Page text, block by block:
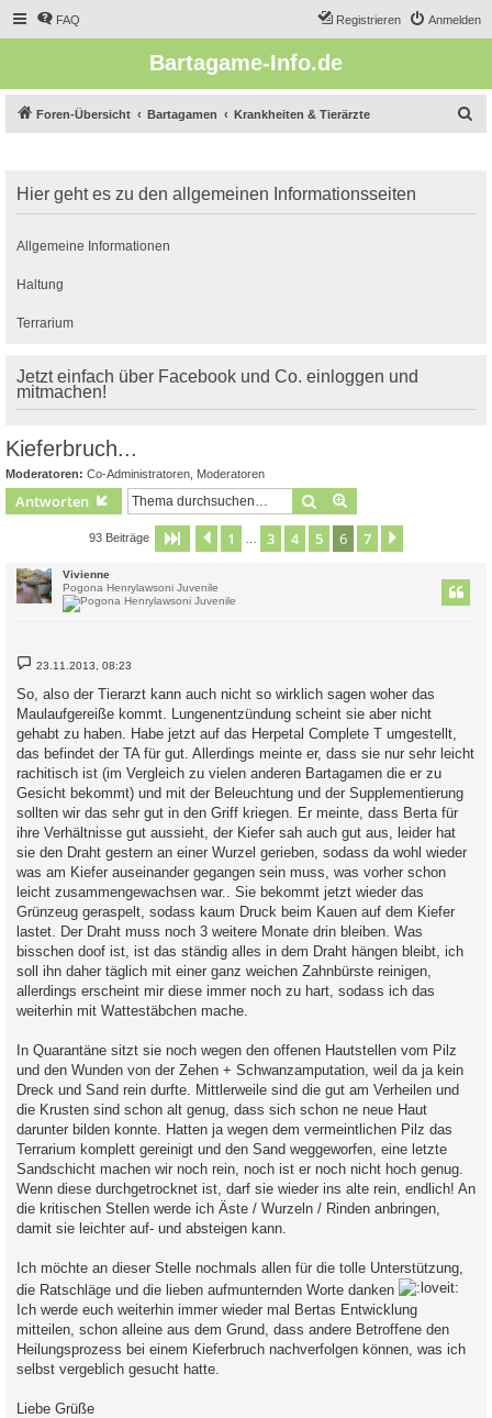
FAQ Anmelden
Registrieren
Bartagame-Info.de
Foren-Übersicht Bartagamen Krankheiten & Tierärzte
e
Hier geht es zu den allgemeinen Informationsseiten
Allgemeine Informationen
Haltung
Terrarium
Jetzt einfach über Facebook und Co. einloggen und
mitmachen!
Kieferbruch...
Moderatoren: Co-Administratoren Moderatoren
Antworten Suche
93 Beiträge Seite von 7
Vorherige
1 3 4 5 6 7
Vivienne
Pogona Henrylawsoni Juvenile
B
e
t
r
a
g
23.11.2013, 08:23
So, also der Tierarzt kann auch nicht so wirklich sagen woher das
Maulaufgereiße kommt. Lungenentzündung scheint sie aber nicht
gehabt zu haben. Habe jetzt auf das Herpetal Complete T umgestellt,
das befindet der TA für gut. Allerdings meinte er, dass sie nur sehr leicht
rachitisch ist (im Vergleich zu vielen anderen Bartagamen die er zu
Gesicht bekommt) und mit der Beleuchtung und der Supplementierung
sollten wir das sehr gut in den Griff kriegen. Er meinte, dass Berta für
ihre Verhältnisse gut aussieht, der Kiefer sah auch gut aus, leider hat
sie den Draht gestern an einer Wurzel gerieben, sodass da wohl wieder
was am Kiefer auseinander gegangen sein muss, was vorher schon
leicht zusammengewachsen war.. Sie bekommt jetzt wieder das
Grünzeug geraspelt, sodass kaum Druck beim Kauen auf dem Kiefer
lastet. Der Draht muss noch 3 weitere Monate drin bleiben. Was
bisschen doof ist, ist das ständig alles in dem Draht hängen bleibt, ich
soll ihn daher täglich mit einer ganz weichen Zahnbürste reinigen,
allerdings erscheint mir diese immer noch zu hart, sodass ich das
weiterhin mit Wattestäbchen mache.
In Quarantäne sitzt sie noch wegen den offenen Hautstellen vom Pilz
und den Wunden von der Zehen + Schwanzamputation, weil da ja kein
Dreck und Sand rein durfte. Mittlerweile sind die gut am Verheilen und
die Krusten sind schon alt genug, dass sich schon ne neue Haut
darunter bilden konnte. Hatten ja wegen dem vermeintlichen Pilz das
Terrarium komplett gereinigt und den Sand weggeworfen, eine letzte
Sandschicht machen wir noch rein, noch ist er noch nicht hoch genug.
Wenn diese durchgetrocknet ist, darf sie wieder ins alte rein, endlich! An
die kritischen Stellen werde ich Äste / Wurzeln / Rinden anbringen,
damit sie leichter auf- und absteigen kann.
Ich möchte an dieser Stelle nochmals allen für die tolle Unterstützung,
die Ratschläge und die lieben aufmunternden Worte danken
Ich werde euch weiterhin immer wieder mal Bertas Entwicklung
mitteilen, schon alleine aus dem Grund, dass andere Betroffene den
Heilungsprozess bei einem Kieferbruch nachverfolgen können, was ich
selbst vergeblich gesucht hatte.
Liebe Grüße